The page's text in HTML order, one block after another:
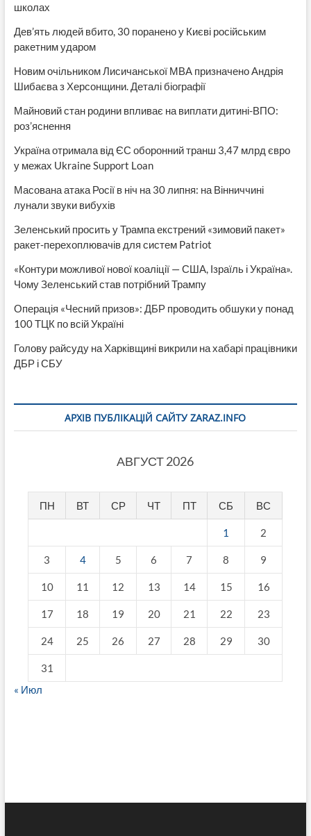
школах
Дев’ять людей вбито, 30 поранено у Києві російським
ракетним ударом
Новим очільником Лисичанської МВА призначено Андрія
Шибаєва з Херсонщини. Деталі біографії
Майновий стан родини впливає на виплати дитині-ВПО:
роз’яснення
Україна отримала від ЄС оборонний транш 3,47 млрд євро
у межах Ukraine Support Loan
Масована атака Росії в ніч на 30 липня: на Вінниччині
лунали звуки вибухів
Зеленський просить у Трампа екстрений «зимовий пакет»
ракет-перехоплювачів для систем Patriot
«Контури можливої нової коаліції — США, Ізраїль і Україна».
Чому Зеленський став потрібний Трампу
Операція «Чесний призов»: ДБР проводить обшуки у понад
100 ТЦК по всій Україні
Голову райсуду на Харківщині викрили на хабарі працівники
ДБР і СБУ
АРХІВ ПУБЛІКАЦІЙ САЙТУ ZARAZ.INFO
АВГУСТ 2026
ПН ВТ СР ЧТ ПТ СБ ВС
1 2
3 4 5 6 7 8 9
10 11 12 13 14 15 16
17 18 19 20 21 22 23
24 25 26 27 28 29 30
31
« Июл